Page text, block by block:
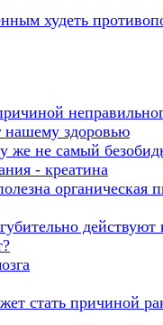
худеть
нашему здоровью
же не самый
- креатина
органическая
стать причиной